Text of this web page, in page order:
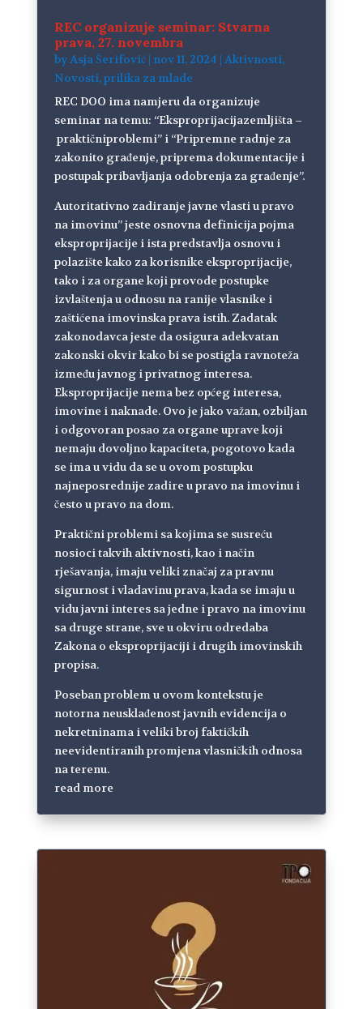
REC organizuje seminar: Stvarna
prava, 27. novembra
byAsja Šerifović| nov 11, 2024 | Aktivnosti,
Novosti,prilika za mlade
REC DOO ima namjeru da organizuje
seminar na temu: “Eksproprijacijazemljišta –
praktičniproblemi” i “Pripremne radnje za
zakonito građenje, priprema dokumentacije i
postupak pribavljanja odobrenja za građenje”.
Autoritativno zadiranje javne vlasti u pravo
na imovinu” jeste osnovna definicija pojma
eksproprijacije i ista predstavlja osnovu i
polazište kako za korisnike eksproprijacije,
tako i za organe koji provode postupke
izvlaštenja u odnosu na ranije vlasnike i
zaštićena imovinska prava istih. Zadatak
zakonodavca jeste da osigura adekvatan
zakonski okvir kako bi se postigla ravnoteža
između javnog i privatnog interesa.
Eksproprijacije nema bez općeg interesa,
imovine i naknade. Ovo je jako važan, ozbiljan
i odgovoran posao za organe uprave koji
nemaju dovoljno kapaciteta, pogotovo kada
se ima u vidu da se u ovom postupku
najneposrednije zadire u pravo na imovinu i
često u pravo na dom.
Praktični problemi sa kojima se susreću
nosioci takvih aktivnosti, kao i način
rješavanja, imaju veliki značaj za pravnu
sigurnost i vladavinu prava, kada se imaju u
vidu javni interes sa jedne i pravo na imovinu
sa druge strane, sve u okviru odredaba
Zakona o eksproprijaciji i drugih imovinskih
propisa.
Poseban problem u ovom kontekstu je
notorna neusklađenost javnih evidencija o
nekretninama i veliki broj faktičkih
neevidentiranih promjena vlasničkih odnosa
na terenu.
read more